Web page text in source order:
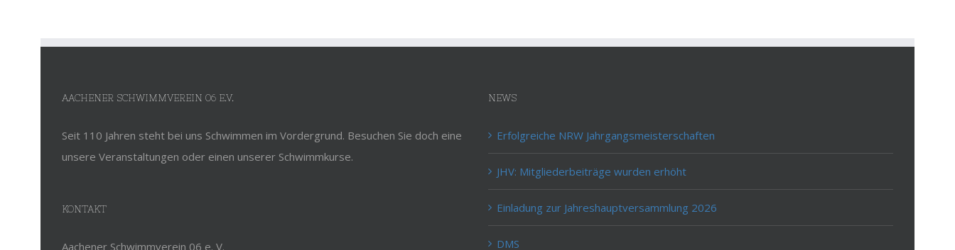
AACHENER SCHWIMMVEREIN 06 E.V.
Seit 110 Jahren steht bei uns Schwimmen im Vordergrund. Besuchen Sie doch eine
unsere Veranstaltungen oder einen unserer Schwimmkurse.
KONTAKT
Aachener Schwimmverein 06 e. V.
NEWS
Erfolgreiche NRW Jahrgangsmeisterschaften
JHV: Mitgliederbeiträge wurden erhöht
Einladung zur Jahreshauptversammlung 2026
DMS